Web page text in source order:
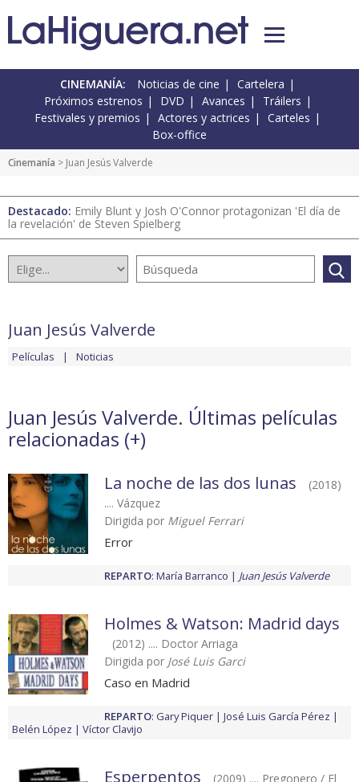
CINEMANÍA: Noticias de cine
Cartelera
Próximos estrenos
DVD Avances
Tráilers
Festivales y premios
Actores y actrices
Carteles
Box-office
Cinemanía > Juan Jesús Valverde
Destacado: Emily Blunt y Josh O'Connor protagonizan 'El día de
la revelación' de Steven Spielberg
Juan Jesús Valverde
Películas Noticias
Juan Jesús Valverde. Últimas películas
relacionadas (+)
La noche de las dos lunas
(2018)
.... Vázquez
Dirigida por Miguel Ferrari
Error
REPARTO: María Barranco Juan Jesús Valverde
Holmes & Watson: Madrid days
(2012) .... Doctor Arriaga
Dirigida por José Luis Garci
Caso en Madrid
REPARTO: Gary Piquer
José Luis García Pérez
Belén López
Víctor Clavijo
Esperpentos
(2009) .... Pregonero / El